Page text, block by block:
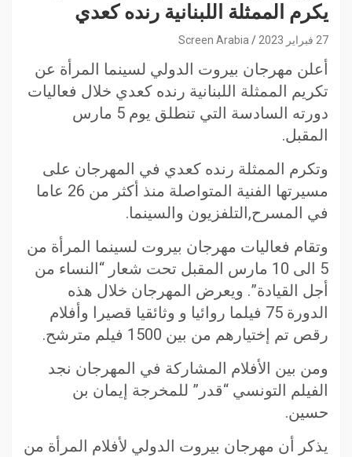
يكرم الممثلة اللبنانية رنده كعدي
27 فبراير 2023 Screen Arabia
أعلن مهرجان بيروت الدولي لسينما المرأة عن
تكريم الممثلة اللبنانية رنده كعدي خلال فعاليات
دورته السادسة التي تنطلق يوم 5 مارس
المقبل.
وتكرم الممثلة رنده كعدي في المهرجان على
مسيرتها الفنية المتواصلة منذ أكثر من 26 عاما
في المسرح,التلفزيون والسينما.
وتقام فعاليات مهرجان بيروت لسينما المرأة من
5 الى 10 مارس المقبل تحت شعار “النساء من
أجل القيادة”. ويعرض المهرجان خلال هذه
الدورة 75 فيلما روائيا و وثائقيا قصيرا وأفلام
رقص تم إختيارهم من بين 1500 فيلم مترشح.
ومن بين الأفلام المشاركة في المهرجان نجد
الفيلم التونسي “قدر” للمخرجة إيمان بن
حسين.
يذكر أن مهرجان بيروت الدولي لأفلام المرأة من